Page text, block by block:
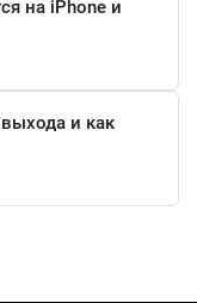
на iPhone и
и как